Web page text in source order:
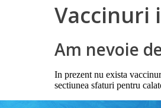
Vaccinuri
Am nevoie
In prezent nu exista
sectiunea sfaturi pentru